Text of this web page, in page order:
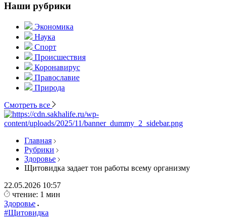
Наши рубрики
Экономика
Наука
Спорт
Происшествия
Коронавирус
Православие
Природа
Смотреть все
Главная
Рубрики
Здоровье
Щитовидка задает тон работы всему организму
22.05.2026 10:57
чтение: 1 мин
Здоровье
#Щитовидка